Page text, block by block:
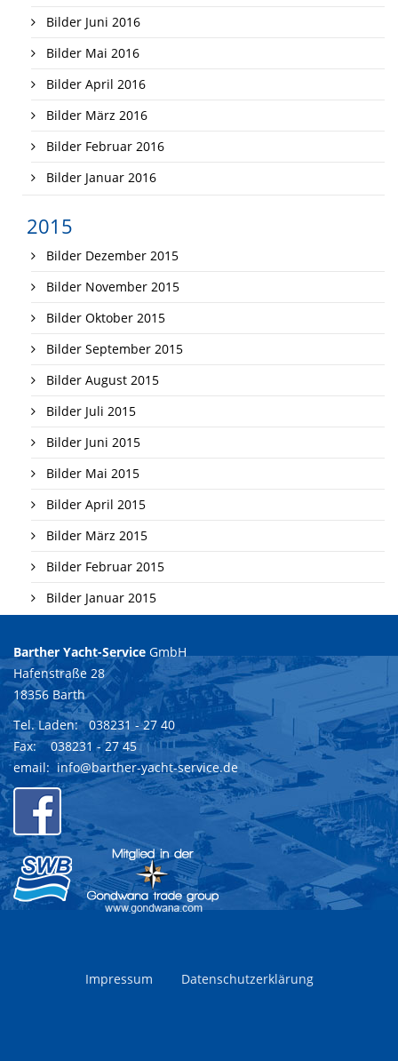
Bilder Juni 2016
Bilder Mai 2016
Bilder April 2016
Bilder März 2016
Bilder Februar 2016
Bilder Januar 2016
2015
Bilder Dezember 2015
Bilder November 2015
Bilder Oktober 2015
Bilder September 2015
Bilder August 2015
Bilder Juli 2015
Bilder Juni 2015
Bilder Mai 2015
Bilder April 2015
Bilder März 2015
Bilder Februar 2015
Bilder Januar 2015
Barther Yacht-Service GmbH
Hafenstraße 28
18356 Barth
Tel. Laden:038231 - 27 40
Fax: 038231 - 27 45
email:info@barther-yacht-service.de
Impressum Datenschutzerklärung